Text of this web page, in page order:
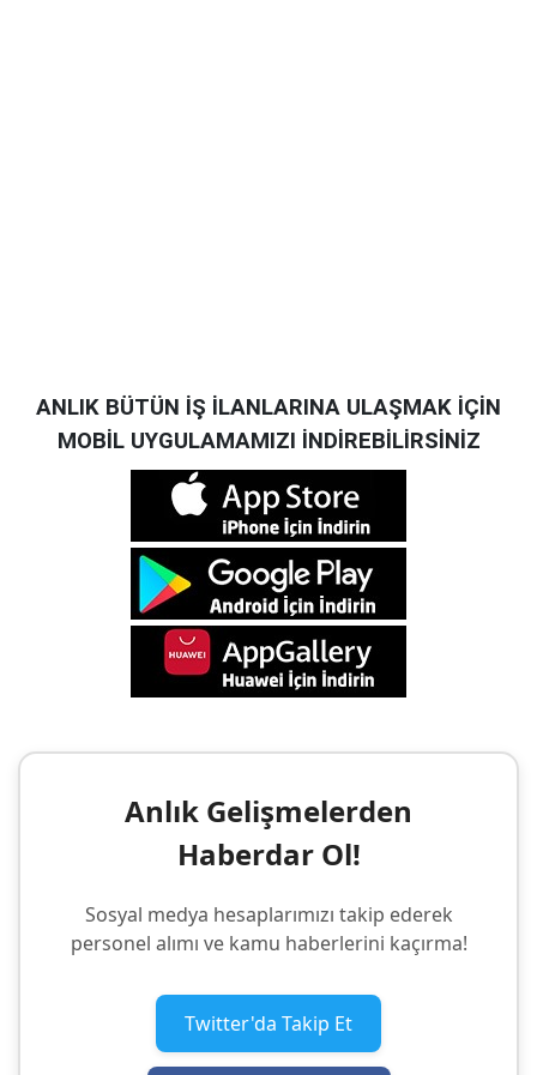
ANLIK BÜTÜN İŞ İLANLARINA ULAŞMAK İÇİN
MOBİL UYGULAMAMIZI İNDİREBİLİRSİNİZ
Anlık Gelişmelerden
Haberdar Ol!
Sosyal medya hesaplarımızı takip ederek
personel alımı ve kamu haberlerini kaçırma!
Twitter'da Takip Et